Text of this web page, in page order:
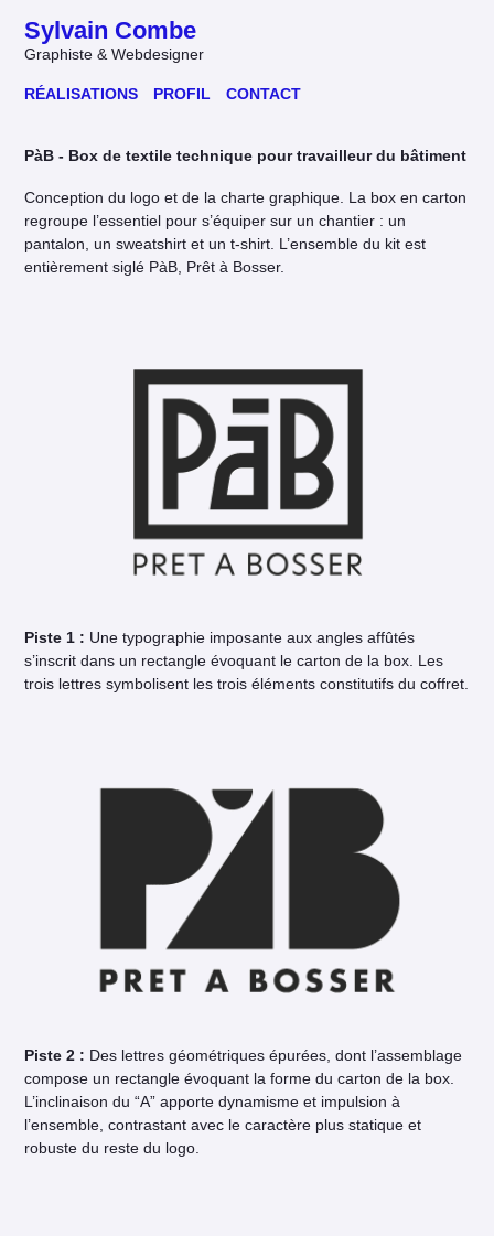
Sylvain Combe
Graphiste & Webdesigner
RÉALISATIONS PROFIL CONTACT
PàB - Box de textile technique pour travailleur du bâtiment
Conception du logo et de la charte graphique. La box en carton
regroupe l’essentiel pour s’équiper sur un chantier : un
pantalon, un sweatshirt et un t-shirt. L’ensemble du kit est
entièrement siglé PàB, Prêt à Bosser.
Piste 1 : Une typographie imposante aux angles affûtés
s’inscrit dans un rectangle évoquant le carton de la box. Les
trois lettres symbolisent les trois éléments constitutifs du coffret.
Piste 2 : Des lettres géométriques épurées, dont l’assemblage
compose un rectangle évoquant la forme du carton de la box.
L’inclinaison du “A” apporte dynamisme et impulsion à
l’ensemble, contrastant avec le caractère plus statique et
robuste du reste du logo.